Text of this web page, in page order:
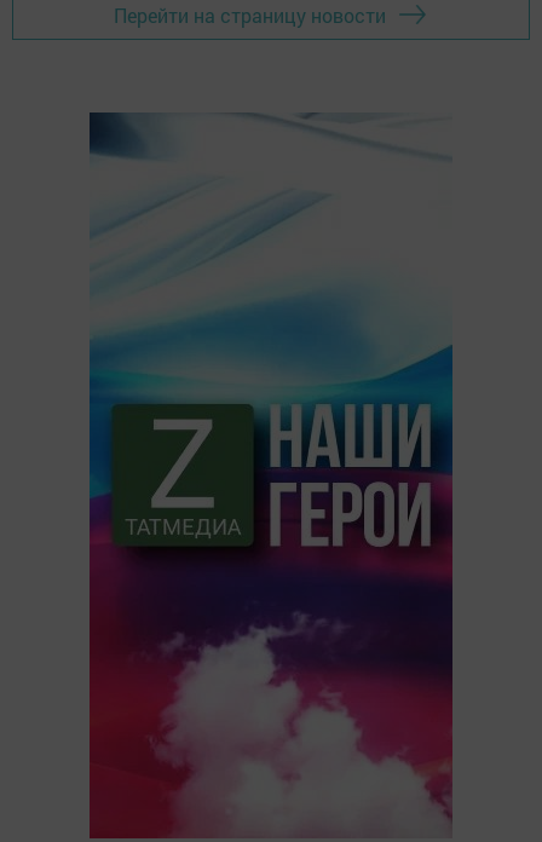
Перейти на страницу новости